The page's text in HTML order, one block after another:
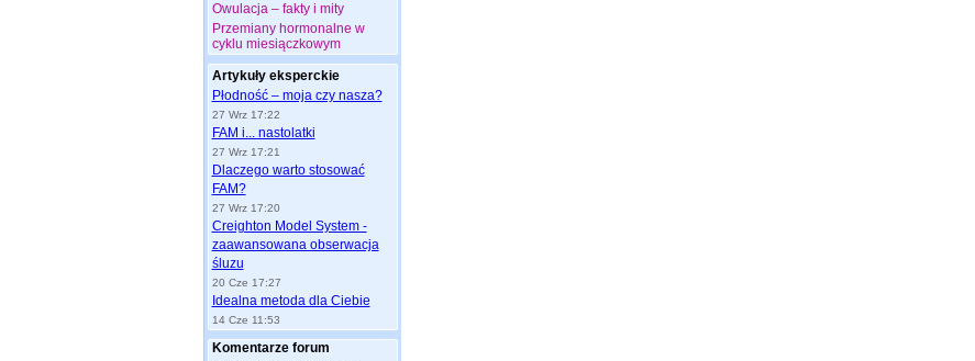
Owulacja – fakty i mity
Przemiany hormonalne w
cyklu miesiączkowym
Artykuły eksperckie
Płodność – moja czy nasza?
27 Wrz 17:22
FAM i... nastolatki
27 Wrz 17:21
Dlaczego warto stosować
FAM?
27 Wrz 17:20
Creighton Model System -
zaawansowana obserwacja
śluzu
20 Cze 17:27
Idealna metoda dla Ciebie
14 Cze 11:53
Komentarze forum